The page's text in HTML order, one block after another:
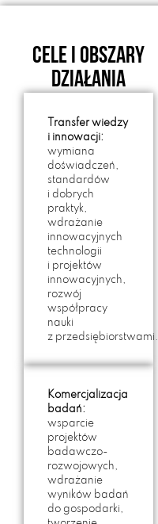
CELE I OBSZARY
DZIAŁANIA
Transfer wiedzy
i innowacji:
wymiana
doświadczeń,
standardów
i dobrych
praktyk,
wdrażanie
innowacyjnych
technologii
i projektów
innowacyjnych,
rozwój
współpracy
nauki
z przedsiębiorstwami.
Komercjalizacja
badań:
wsparcie
projektów
badawczo-
rozwojowych,
wdrażanie
wyników badań
do gospodarki,